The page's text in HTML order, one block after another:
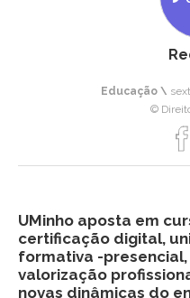
Educação \
©
UMinho aposta em
certificação digital,
formativa -presencial,
valorização
novas dinâmicas do